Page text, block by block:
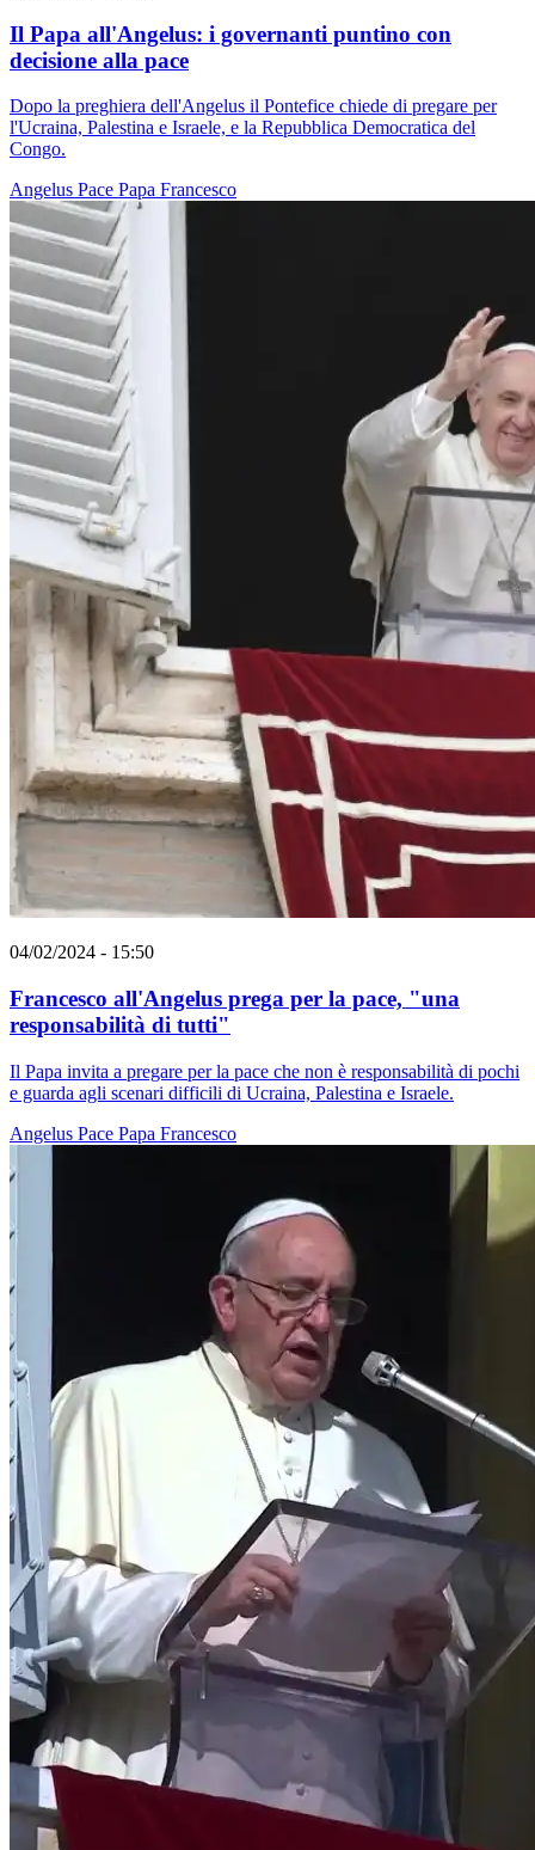
Il Papa all'Angelus: i governanti puntino con
decisione alla pace
Dopo la preghiera dell'Angelus il Pontefice chiede di pregare per
l'Ucraina, Palestina e Israele, e la Repubblica Democratica del
Congo.
Angelus Pace Papa Francesco
04/02/2024 - 15:50
Francesco all'Angelus prega per la pace, "una
responsabilità di tutti"
Il Papa invita a pregare per la pace che non è responsabilità di pochi
e guarda agli scenari difficili di Ucraina, Palestina e Israele.
Angelus Pace Papa Francesco